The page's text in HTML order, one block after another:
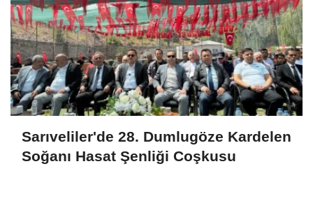
Sarıveliler'de 28. Dumlugöze Kardelen
Soğanı Hasat Şenliği Coşkusu